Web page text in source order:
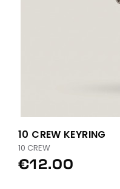
10 CREW KEYRING
10 CREW
€12.00